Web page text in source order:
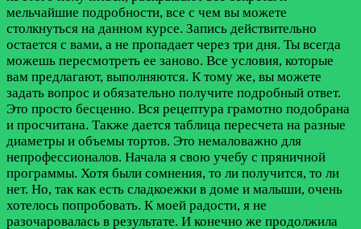
мельчайшие подробности, все с чем вы можете
столкнуться на данном курсе. Запись действительно
остается с вами, а не пропадает через три дня. Ты всегда
можешь пересмотреть ее заново. Все условия, которые
вам предлагают, выполняются. К тому же, вы можете
задать вопрос и обязательно получите подробный ответ.
Это просто бесценно. Вся рецептура грамотно подобрана
и просчитана. Также дается таблица пересчета на разные
диаметры и объемы тортов. Это немаловажно для
непрофессионалов. Начала я свою учебу с пряничной
программы. Хотя были сомнения, то ли получится, то ли
нет. Но, так как есть сладкоежки в доме и малыши, очень
хотелось попробовать. К моей радости, я не
разочаровалась в результате. И конечно же продолжила